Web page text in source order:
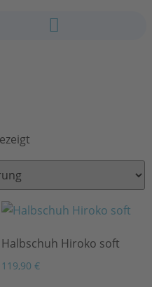
Halbschuh Hiroko soft
119,90 €